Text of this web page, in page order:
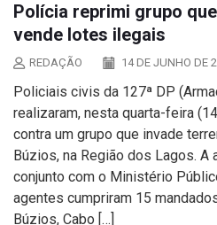
Polícia reprimi grupo
vende lotes ilegais
REDAÇÃO 14 DE JUNHO DE
Policiais civis da 127ª DP
realizaram, nesta quarta-feira
contra um grupo que invade
Búzios, na Região dos Lagos. A
conjunto com o Ministério
agentes cumpriram 15
Búzios, Cabo […]